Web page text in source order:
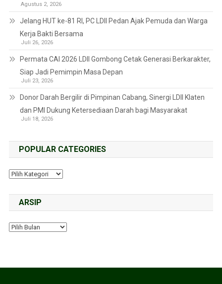
Agustus 2, 2026
Jelang HUT ke-81 RI, PC LDII Pedan Ajak Pemuda dan Warga
Kerja Bakti Bersama
Juli 26, 2026
Permata CAI 2026 LDII Gombong Cetak Generasi Berkarakter,
Siap Jadi Pemimpin Masa Depan
Juli 23, 2026
Donor Darah Bergilir di Pimpinan Cabang, Sinergi LDII Klaten
dan PMI Dukung Ketersediaan Darah bagi Masyarakat
Juli 18, 2026
POPULAR CATEGORIES
ARSIP